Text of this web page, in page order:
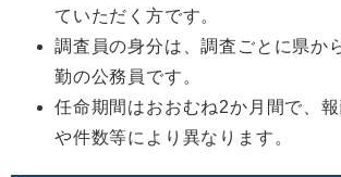
ていただく方です。
調査員の身分は、調査ごとに県か
勤の公務員です。
任命期間はおおむね2か月間で、
や件数等により異なります。